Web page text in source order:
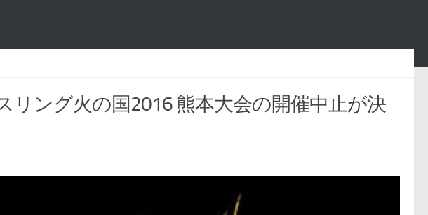
リング火の国2016 熊本大会の開催中止が決